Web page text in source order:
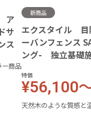
ア
サ
ス
ー商品
新商品
エクスタイル
ーバンフェンス
ング- 独立基礎
特価
¥56,100
天然木のような質感と